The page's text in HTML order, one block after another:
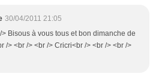
30/04/2011 21:05
> Bisous à vous tous et bon dimanche de
/> <br /> <br /> Cricri<br /> <br /> <br />